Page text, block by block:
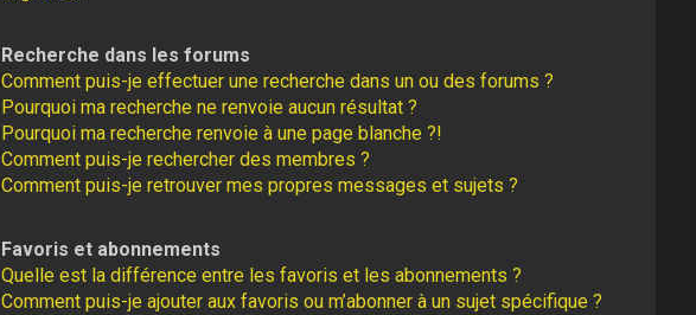
Recherche dans les forums
Comment puis-je effectuer une recherche dans un ou des forums ?
Pourquoi ma recherche ne renvoie aucun résultat ?
Pourquoi ma recherche renvoie à une page blanche ?!
Comment puis-je rechercher des membres ?
Comment puis-je retrouver mes propres messages et sujets ?
Favoris et abonnements
Quelle est la différence entre les favoris et les abonnements ?
Comment puis-je ajouter aux favoris ou m’abonner à un sujet spécifique ?